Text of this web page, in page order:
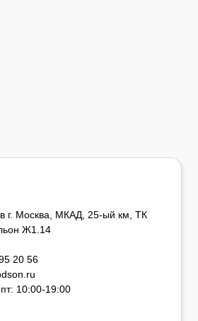
г. Москва, МКАД, 25-ый км, ТК
Ж1.14
20 56
10:00-19:00